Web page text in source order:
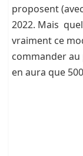
proposent
2022. Mais
vraiment ce
commander
en aura que